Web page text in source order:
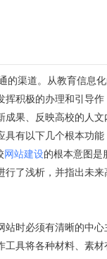
的渠道。从教育信息
挥积极的办理和引导作
成果、反映高校的人文
有以下几个根本功能
网站建设的根本意图是
行了浅析，并指出未来
站时必须有清晰的中心
工具将各种材料、素材